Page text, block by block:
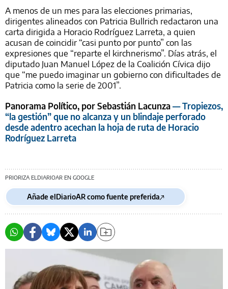
A menos de un mes para las elecciones primarias,
dirigentes alineados con Patricia Bullrich redactaron una
carta dirigida a Horacio Rodríguez Larreta, a quien
acusan de coincidir “casi punto por punto” con las
expresiones que “reparte el kirchnerismo”. Días atrás, el
diputado Juan Manuel López de la Coalición Cívica dijo
que “me puedo imaginar un gobierno con dificultades de
Patricia como la serie de 2001”.
Panorama Político, por Sebastián Lacunza— Tropiezos,
“la gestión” que no alcanza y un blindaje perforado
desde adentro acechan la hoja de ruta de Horacio
Rodríguez Larreta
PRIORIZA ELDIARIOAR EN GOOGLE
Añade elDiarioAR como fuente preferida